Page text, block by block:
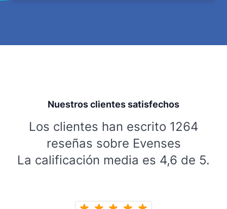
Nuestros clientes satisfechos
Los clientes han escrito 1264
reseñas sobre Evenses
La calificación media es 4,6 de 5.